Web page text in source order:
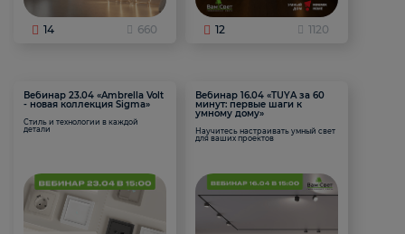
14 660 12 1120
Вебинар 23.04 «Ambrella Volt
- новая коллекция Sigma»
Стиль и технологии в каждой
детали
Вебинар 16.04 «TUYA за 60
минут: первые шаги к
умному дому»
Научитесь настраивать умный свет
для ваших проектов